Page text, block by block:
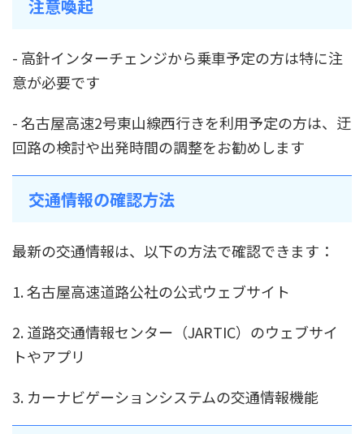
注意喚起
- 高針インターチェンジから乗車予定の方は特に注
意が必要です
- 名古屋高速2号東山線西行きを利用予定の方は、迂
回路の検討や出発時間の調整をお勧めします
交通情報の確認方法
最新の交通情報は、以下の方法で確認できます：
1. 名古屋高速道路公社の公式ウェブサイト
2. 道路交通情報センター（JARTIC）のウェブサイ
トやアプリ
3. カーナビゲーションシステムの交通情報機能